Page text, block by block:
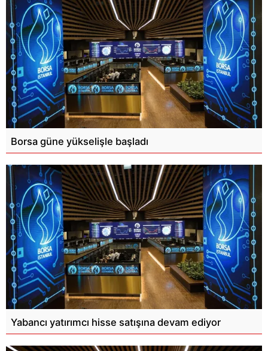
Borsa güne yükselişle başladı
Yabancı yatırımcı hisse satışına devam ediyor